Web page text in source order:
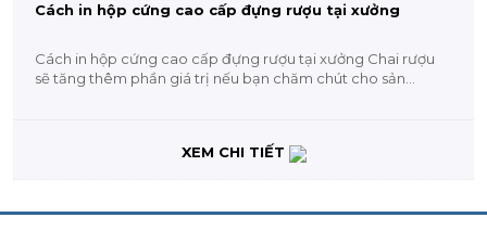
Cách in hộp cứng cao cấp đựng rượu tại xưởng
Cách in hộp cứng cao cấp đựng rượu tại xưởng Chai rượu
sẽ tăng thêm phần giá trị nếu bạn chăm chút cho sản
XEM CHI TIẾT